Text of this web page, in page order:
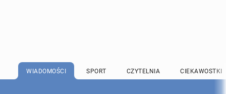
WIADOMOŚCI SPORT CZYTELNIA CIEKAWOSTKI